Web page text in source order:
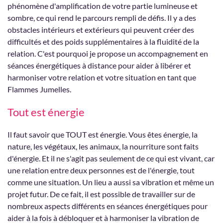
phénomène d'amplification de votre partie lumineuse et
sombre, ce qui rend le parcours rempli de défis. Il y a des
obstacles intérieurs et extérieurs qui peuvent créer des
difficultés et des poids supplémentaires à la fluidité de la
relation. C'est pourquoi je propose un accompagnement en
séances énergétiques à distance pour aider à libérer et
harmoniser votre relation et votre situation en tant que
Flammes Jumelles.
Tout est énergie
Il faut savoir que TOUT est énergie. Vous êtes énergie, la
nature, les végétaux, les animaux, la nourriture sont faits
d'énergie. Et il ne s'agit pas seulement de ce qui est vivant, car
une relation entre deux personnes est de l'énergie, tout
comme une situation. Un lieu a aussi sa vibration et même un
projet futur. De ce fait, il est possible de travailler sur de
nombreux aspects différents en séances énergétiques pour
aider à la fois à débloquer et à harmoniser la vibration de